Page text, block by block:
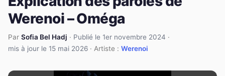
Werenoi – Oméga
Par Sofia Bel Hadj · Publié le 1er novembre 2024 ·
mis à jour le 15 mai 2026 · Artiste : Werenoi